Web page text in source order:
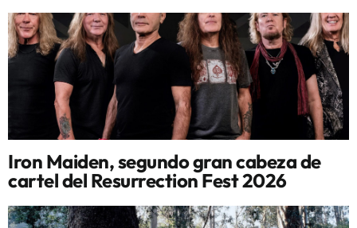
Iron Maiden, segundo gran cabeza de
cartel del Resurrection Fest 2026